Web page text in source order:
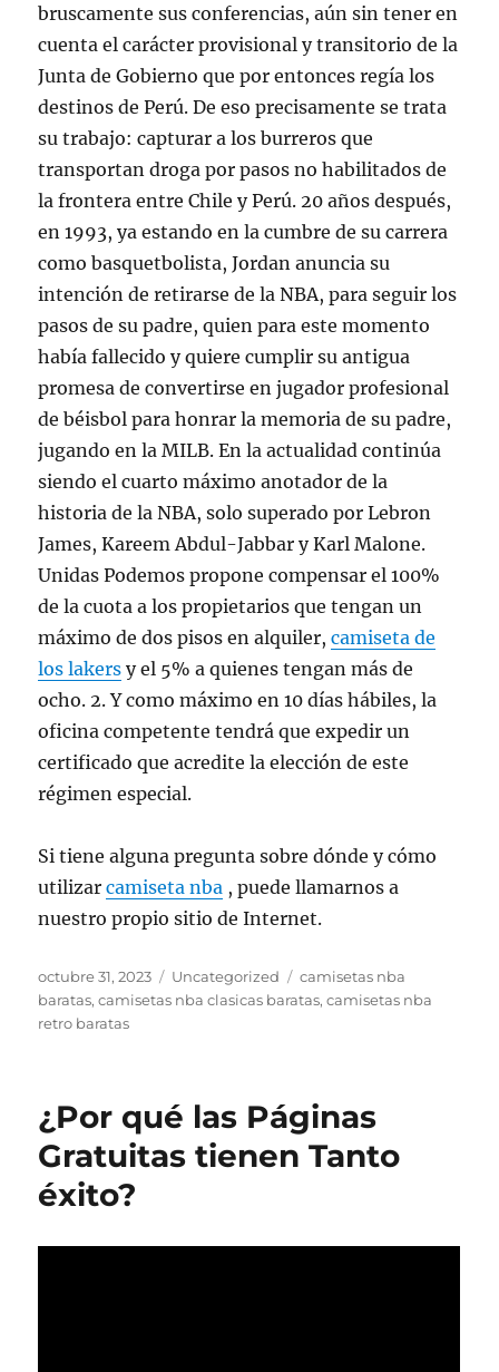
bruscamente sus conferencias, aún sin tener en
cuenta el carácter provisional y transitorio de la
Junta de Gobierno que por entonces regía los
destinos de Perú. De eso precisamente se trata
su trabajo: capturar a los burreros que
transportan droga por pasos no habilitados de
la frontera entre Chile y Perú. 20 años después,
en 1993, ya estando en la cumbre de su carrera
como basquetbolista, Jordan anuncia su
intención de retirarse de la NBA, para seguir los
pasos de su padre, quien para este momento
había fallecido y quiere cumplir su antigua
promesa de convertirse en jugador profesional
de béisbol para honrar la memoria de su padre,
jugando en la MILB. En la actualidad continúa
siendo el cuarto máximo anotador de la
historia de la NBA, solo superado por Lebron
James, Kareem Abdul-Jabbar y Karl Malone.
Unidas Podemos propone compensar el 100%
de la cuota a los propietarios que tengan un
máximo de dos pisos en alquiler,camiseta de
los lakers y el 5% a quienes tengan más de
ocho. 2. Y como máximo en 10 días hábiles, la
oficina competente tendrá que expedir un
certificado que acredite la elección de este
régimen especial.
Si tiene alguna pregunta sobre dónde y cómo
utilizarcamiseta nba , puede llamarnos a
nuestro propio sitio de Internet.
Publicado
el
octubre 31, 2023 Categorías
Uncategorized Etiquetas
camisetas nba
baratas,camisetas nba clasicas baratas,camisetas nba
retro baratas
¿Por qué las Páginas
Gratuitas tienen Tanto
éxito?